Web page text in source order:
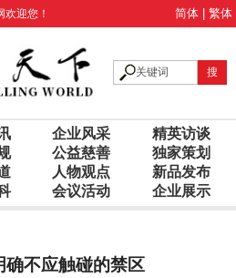
欢迎您！ 简体 繁体
企业风采
精英访谈
公益慈善
独家策划
人物观点
新品发布
会议活动 企业展示
确不应触碰的禁区